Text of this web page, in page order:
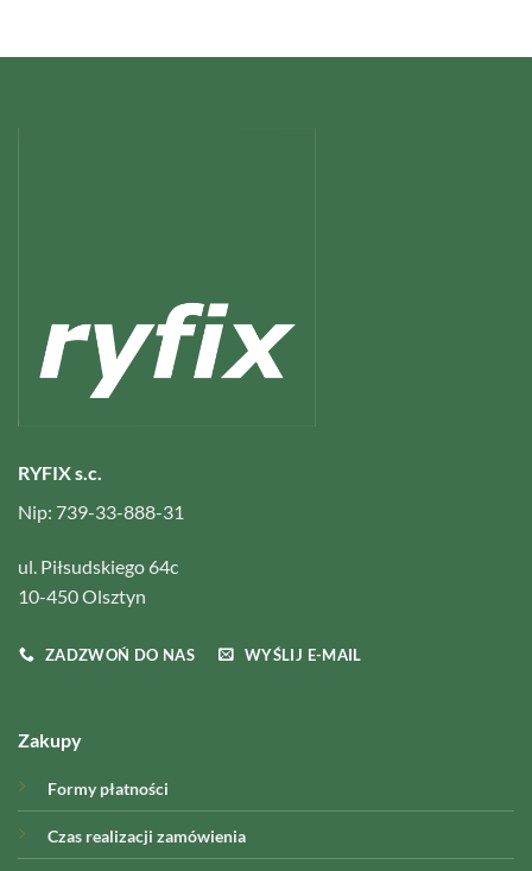
RYFIX s.c.
Nip: 739-33-888-31
ul. Piłsudskiego 64c
10-450 Olsztyn
ZADZWOŃ DO NAS WYŚLIJ E-MAIL
Zakupy
Formy płatności
Czas realizacji zamówienia